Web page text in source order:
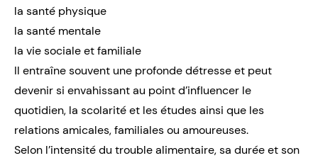
la santé physique
la santé mentale
la vie sociale et familiale
Il entraîne souvent une profonde détresse et peut
devenir si envahissant au point d’influencer le
quotidien, la scolarité et les études ainsi que les
relations amicales, familiales ou amoureuses.
Selon l’intensité du trouble alimentaire, sa durée et son